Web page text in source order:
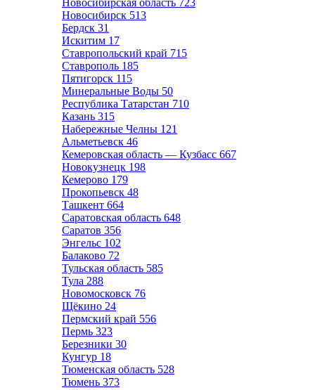
Новосибирская область 723
Новосибирск 513
Бердск 31
Искитим 17
Ставропольский край 715
Ставрополь 185
Пятигорск 115
Минеральные Воды 50
Республика Татарстан 710
Казань 315
Набережные Челны 121
Альметьевск 46
Кемеровская область — Кузбасс 667
Новокузнецк 198
Кемерово 179
Прокопьевск 48
Ташкент 664
Саратовская область 648
Саратов 356
Энгельс 102
Балаково 72
Тульская область 585
Тула 288
Новомосковск 76
Щёкино 24
Пермский край 556
Пермь 323
Березники 30
Кунгур 18
Тюменская область 528
Тюмень 373